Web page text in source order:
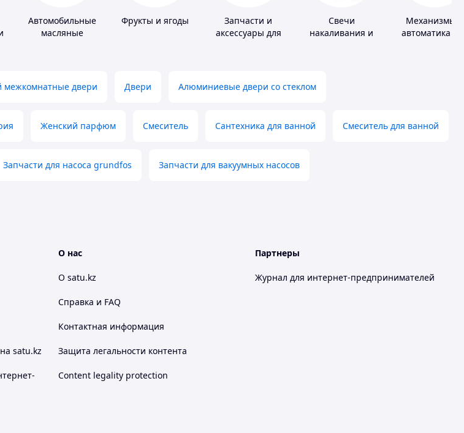
Автомобильные
масляные
Фрукты и ягоды
Запчасти и
аксессуары для
Свечи
накаливания и
Механизмы и
автоматика
межкомнатные двери Двери Алюминиевые двери со стеклом
Женский парфюм Смеситель Сантехника для ванной Смеситель для ванной
Запчасти для насоса grundfos Запчасти для вакуумных насосов
satu.kz
О нас
О satu.kz
Справка и FAQ
Контактная информация
Защита легальности контента
Content legality protection
Партнеры
Журнал для интернет-предпринимателей